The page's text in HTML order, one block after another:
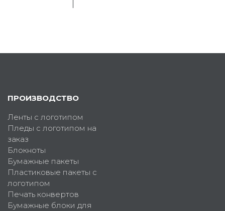
ПРОИЗВОДСТВО
Ленты с логотипом
Пледы с логотипом на
заказ
Блокноты
Бумажные пакеты
Пластиковые пакеты с
логотипом
Печать конвертов
Бумажные блоки для